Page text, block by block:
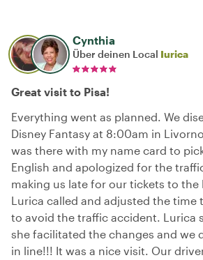
Cynthia
Über deinen Local Iurica
Great visit to Pisa!
Everything went as planned. We
Disney Fantasy at 8:00am in
was there with my name card to
English and apologized for the
making us late for our tickets to the
Lurica called and adjusted the time
to avoid the traffic accident. Lurica
she facilitated the changes and we
in line!!! It was a nice visit. Our